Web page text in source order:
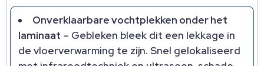
Onverklaarbare vochtplekken onder het
laminaat – Gebleken bleek dit een lekkage in
de vloerverwarming te zijn.​ Snel gelokaliseerd